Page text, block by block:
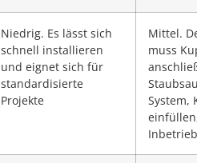
Niedrig. Es lässt sich
schnell installieren
und eignet sich für
standardisierte
Projekte
Mittel.
muss
System,